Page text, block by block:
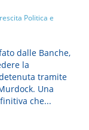
Politica e
dalle Banche,
la
tramite
Una
che...